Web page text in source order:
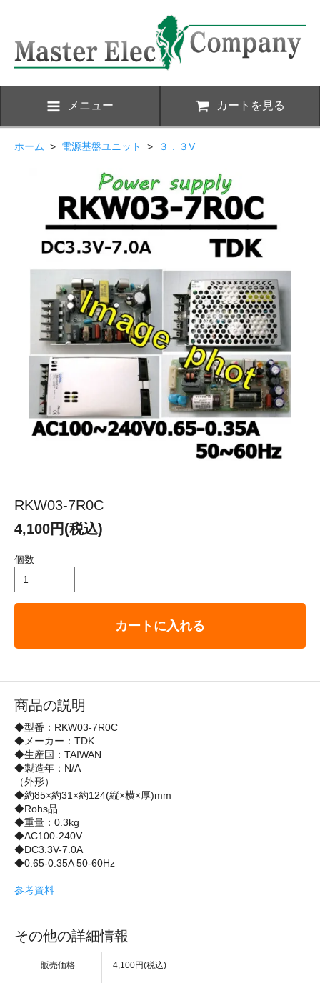
メニュー カートを見る
ホーム > 電源基盤ユニット > ３．３V
RKW03-7R0C
4,100円(税込)
個数
カートに入れる
商品の説明
◆型番：RKW03-7R0C
◆メーカー：TDK
◆生産国：TAIWAN
◆製造年：N/A
（外形）
◆約85×約31×約124(縦×横×厚)mm
◆Rohs品
◆重量：0.3kg
◆AC100-240V
◆DC3.3V-7.0A
◆0.65-0.35A 50-60Hz
参考資料
その他の詳細情報
販売価格 4,100円(税込)